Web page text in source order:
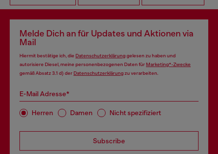
Melde Dich an für Updates und Aktionen via
Mail
Hiermit bestätige ich, die Datenschutzerklärunggelesen zu haben und
autorisiere Diesel, meine personenbezogenen Daten fürMarketing*-Zwecke
gemäß Absatz 3.1 d) derDatenschutzerklärungzu verarbeiten.
E-Mail Adresse*
Herren Damen Nicht spezifiziert
Subscribe